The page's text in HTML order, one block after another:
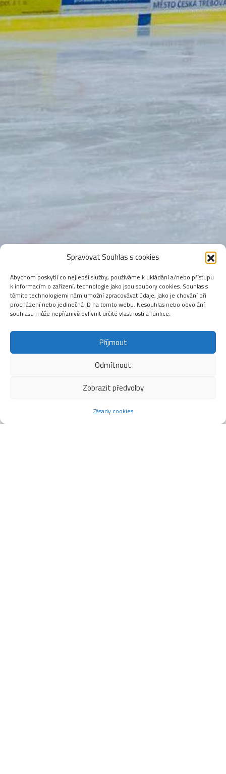
Spravovat Souhlas s cookies
Abychom poskytli co nejlepší služby, používáme k ukládání a/nebo přístupu
k informacím o zařízení, technologie jako jsou soubory cookies. Souhlas s
těmito technologiemi nám umožní zpracovávat údaje, jako je chování při
procházení nebo jedinečná ID na tomto webu. Nesouhlas nebo odvolání
souhlasu může nepříznivě ovlivnit určité vlastnosti a funkce.
Příjmout
Odmítnout
Zobrazit předvolby
Zásady cookies